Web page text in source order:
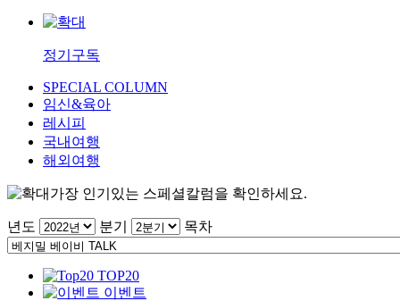
정기구독
SPECIAL COLUMN
임신&육아
레시피
국내여행
해외여행
가장 인기있는 스페셜칼럼을 확인하세요.
년도 분기 목차
TOP20
이벤트